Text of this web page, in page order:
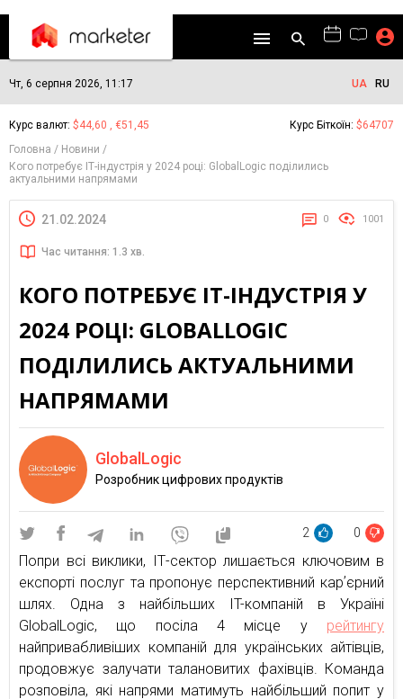
Чт, 6 серпня 2026, 11:17 UA RU
Курс валют: $44,60 , €51,45 Курс Біткоїн: $64707
Головна
Новини
Кого потребує ІТ-індустрія у 2024 році: GlobalLogic поділились
актуальними напрямами
21.02.2024 0 1001
Час читання: 1.3 хв.
КОГО ПОТРЕБУЄ ІТ-ІНДУСТРІЯ У
2024 РОЦІ: GLOBALLOGIC
ПОДІЛИЛИСЬ АКТУАЛЬНИМИ
НАПРЯМАМИ
GlobalLogic
Розробник цифрових продуктів
2 0
Попри всі виклики, ІТ-сектор лишається ключовим в
експорті послуг та пропонує перспективний карʼєрний
шлях. Одна з найбільших IT-компаній в Україні
GlobalLogic, що посіла 4 місце у рейтингу
найпривабливіших компаній для українських айтівців,
продовжує залучати талановитих фахівців. Команда
розповіла, які напрями матимуть найбільший попит у